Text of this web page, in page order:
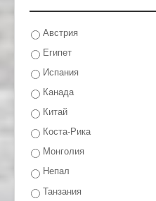
Австрия
Египет
Испания
Канада
Китай
Коста-Рика
Монголия
Непал
Танзания